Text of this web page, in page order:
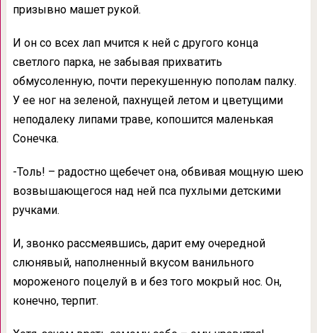
призывно машет рукой.
И он со всех лап мчится к ней с другого конца
светлого парка, не забывая прихватить
обмусоленную, почти перекушенную пополам палку.
У ее ног на зеленой, пахнущей летом и цветущими
неподалеку липами траве, копошится маленькая
Сонечка.
-Толь! – радостно щебечет она, обвивая мощную шею
возвышающегося над ней пса пухлыми детскими
ручками.
И, звонко рассмеявшись, дарит ему очередной
слюнявый, наполненный вкусом ванильного
мороженого поцелуй в и без того мокрый нос. Он,
конечно, терпит.